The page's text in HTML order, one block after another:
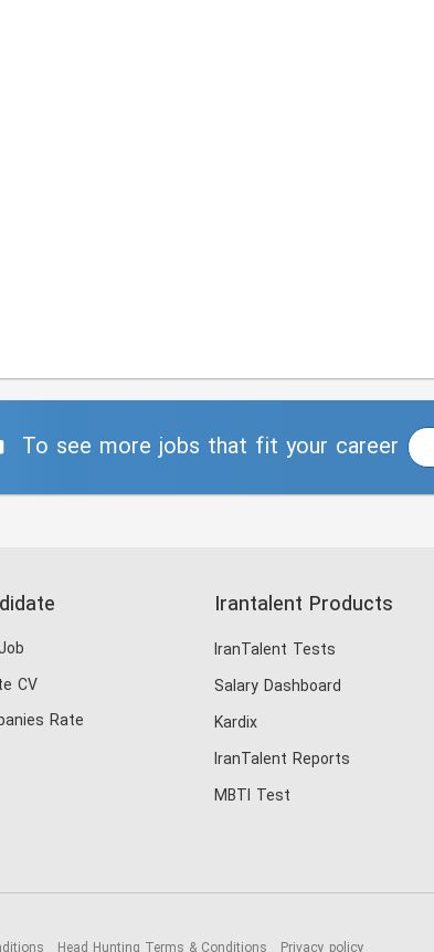
To see more jobs that fit your career
CV
Rate
Irantalent Products
IranTalent Tests
Salary Dashboard
Kardix
IranTalent Reports
MBTI Test